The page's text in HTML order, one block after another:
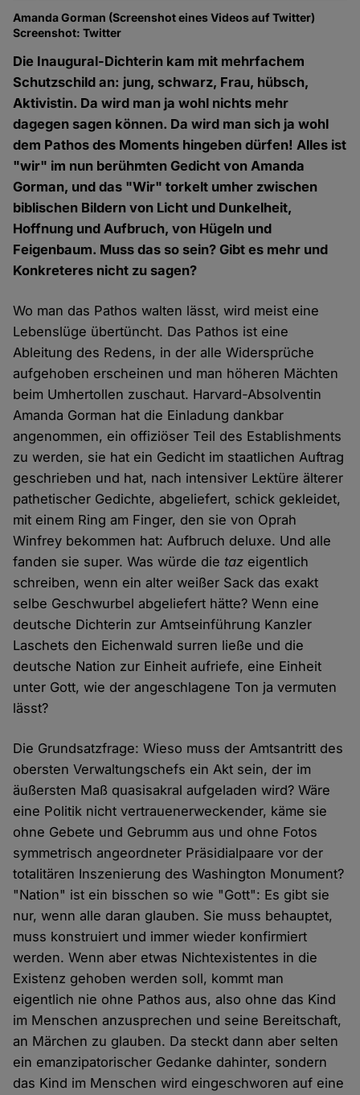
Amanda Gorman (Screenshot eines Videos auf Twitter)
Screenshot: Twitter
Die Inaugural-Dichterin kam mit mehrfachem
Schutzschild an: jung, schwarz, Frau, hübsch,
Aktivistin. Da wird man ja wohl nichts mehr
dagegen sagen können. Da wird man sich ja wohl
dem Pathos des Moments hingeben dürfen! Alles ist
"wir" im nun berühmten Gedicht von Amanda
Gorman, und das "Wir" torkelt umher zwischen
biblischen Bildern von Licht und Dunkelheit,
Hoffnung und Aufbruch, von Hügeln und
Feigenbaum. Muss das so sein? Gibt es mehr und
Konkreteres nicht zu sagen?
Wo man das Pathos walten lässt, wird meist eine
Lebenslüge übertüncht. Das Pathos ist eine
Ableitung des Redens, in der alle Widersprüche
aufgehoben erscheinen und man höheren Mächten
beim Umhertollen zuschaut. Harvard-Absolventin
Amanda Gorman hat die Einladung dankbar
angenommen, ein offiziöser Teil des Establishments
zu werden, sie hat ein Gedicht im staatlichen Auftrag
geschrieben und hat, nach intensiver Lektüre älterer
pathetischer Gedichte, abgeliefert, schick gekleidet,
mit einem Ring am Finger, den sie von Oprah
Winfrey bekommen hat: Aufbruch deluxe. Und alle
fanden sie super. Was würde die taz eigentlich
schreiben, wenn ein alter weißer Sack das exakt
selbe Geschwurbel abgeliefert hätte? Wenn eine
deutsche Dichterin zur Amtseinführung Kanzler
Laschets den Eichenwald surren ließe und die
deutsche Nation zur Einheit aufriefe, eine Einheit
unter Gott, wie der angeschlagene Ton ja vermuten
lässt?
Die Grundsatzfrage: Wieso muss der Amtsantritt des
obersten Verwaltungschefs ein Akt sein, der im
äußersten Maß quasisakral aufgeladen wird? Wäre
eine Politik nicht vertrauenerweckender, käme sie
ohne Gebete und Gebrumm aus und ohne Fotos
symmetrisch angeordneter Präsidialpaare vor der
totalitären Inszenierung des Washington Monument?
"Nation" ist ein bisschen so wie "Gott": Es gibt sie
nur, wenn alle daran glauben. Sie muss behauptet,
muss konstruiert und immer wieder konfirmiert
werden. Wenn aber etwas Nichtexistentes in die
Existenz gehoben werden soll, kommt man
eigentlich nie ohne Pathos aus, also ohne das Kind
im Menschen anzusprechen und seine Bereitschaft,
an Märchen zu glauben. Da steckt dann aber selten
ein emanzipatorischer Gedanke dahinter, sondern
das Kind im Menschen wird eingeschworen auf eine